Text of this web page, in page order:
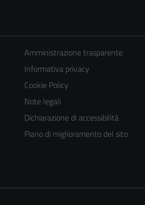
Amministrazione trasparente
Informativa privacy
Cookie Policy
Note legali
Dichiarazione di accessibilità
Piano di miglioramento del sito